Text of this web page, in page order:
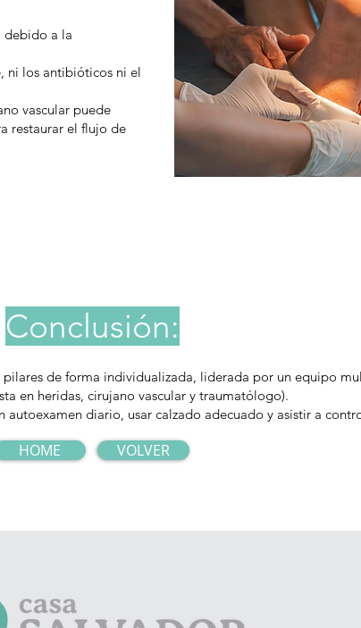
debido a la
ni los antibióticos ni el
vascular puede
restaurar el flujo de
Conclusión:
de forma individualizada, liderada por un equipo
en heridas, cirujano vascular y traumatólogo).
diario, usar calzado adecuado y asistir a
HOME VOLVER